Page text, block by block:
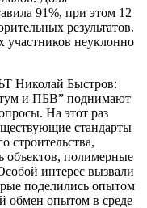
91%, при этом 12
результатов.
участников неуклонно
Николай Быстров:
и ПБВ” поднимают
На этот раз
стандарты
строительства,
объектов, полимерные
интерес вызвали
поделились опытом
обмен опытом в среде